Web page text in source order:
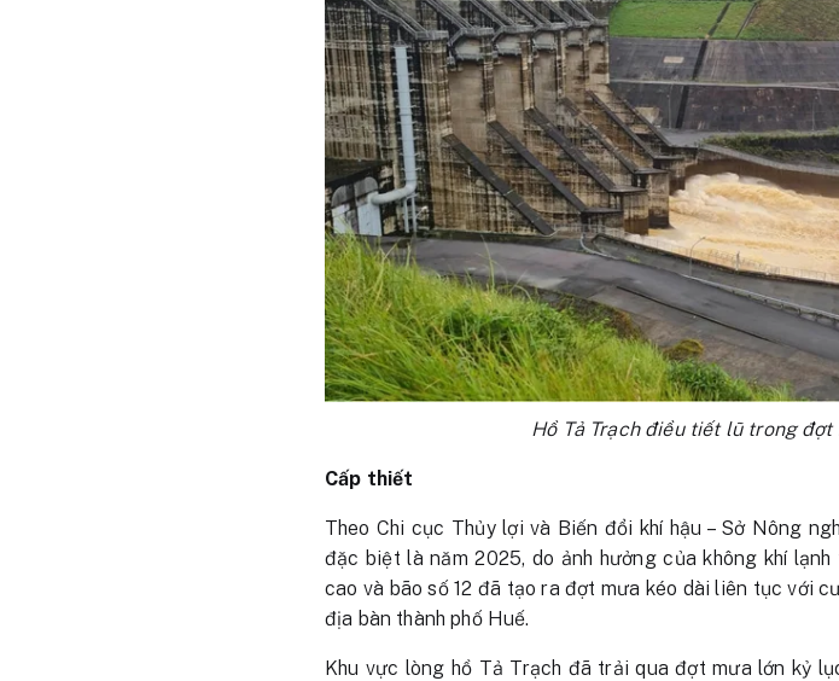
Hồ Tả Trạch điều tiết lũ trong
Cấp thiết
Theo Chi cục Thủy lợi và Biến đổi khí hậu – Sở Nông
đặc biệt là năm 2025, do ảnh hưởng của không khí
cao và bão số 12 đã tạo ra đợt mưa kéo dài liên tục với
địa bàn thành phố Huế.
Khu vực lòng hồ Tả Trạch đã trải qua đợt mưa lớn kỷ